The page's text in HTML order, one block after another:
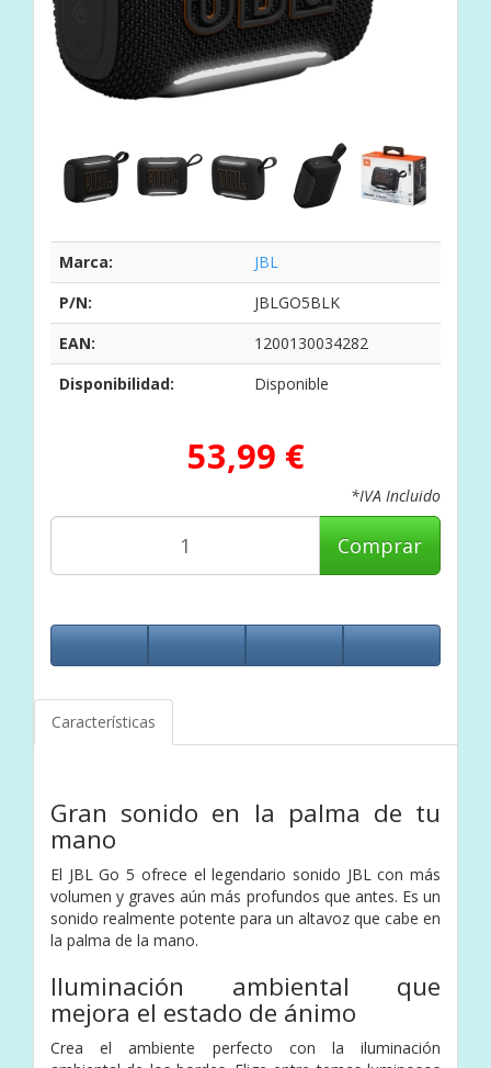
Marca:
JBL
P/N:
JBLGO5BLK
EAN:
1200130034282
Disponibilidad:
Disponible
53,99 €
*IVA Incluido
Comprar
Características
Gran sonido en la palma de tu
mano
El JBL Go 5 ofrece el legendario sonido JBL con más
volumen y graves aún más profundos que antes. Es un
sonido realmente potente para un altavoz que cabe en
la palma de la mano.
Iluminación ambiental que
mejora el estado de ánimo
Crea el ambiente perfecto con la iluminación